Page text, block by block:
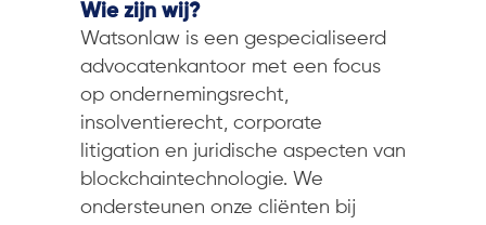
Wie zijn wij?
Watsonlaw is een gespecialiseerd
advocatenkantoor met een focus
op ondernemingsrecht,
insolventierecht, corporate
litigation en juridische aspecten van
blockchaintechnologie. We
ondersteunen onze cliënten bij